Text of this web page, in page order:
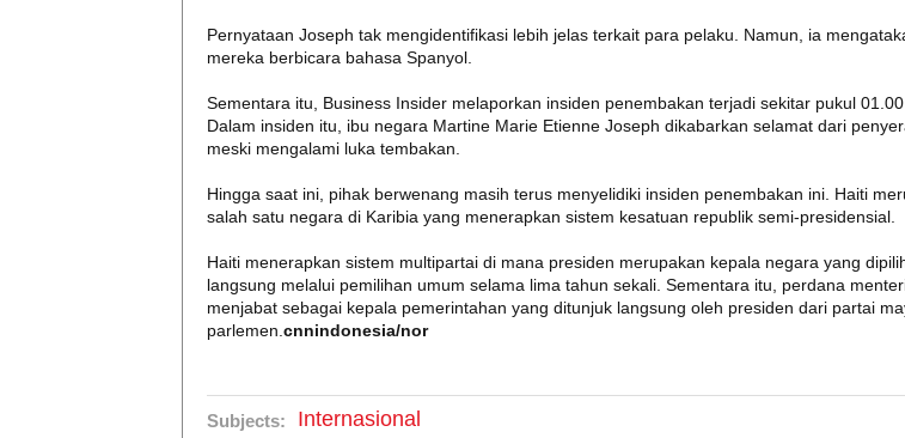
Pernyataan Joseph tak mengidentifikasi lebih jelas terkait para pelaku. Namun, ia
mereka berbicara bahasa Spanyol.
Sementara itu, Business Insider melaporkan insiden penembakan terjadi sekitar pukul 01.00
Dalam insiden itu, ibu negara Martine Marie Etienne Joseph dikabarkan selamat dari
meski mengalami luka tembakan.
Hingga saat ini, pihak berwenang masih terus menyelidiki insiden penembakan ini. Haiti
salah satu negara di Karibia yang menerapkan sistem kesatuan republik semi-presidensial.
Haiti menerapkan sistem multipartai di mana presiden merupakan kepala negara yang
langsung melalui pemilihan umum selama lima tahun sekali. Sementara itu, perdana
menjabat sebagai kepala pemerintahan yang ditunjuk langsung oleh presiden dari partai
parlemen. cnnindonesia/nor
Subjects: Internasional